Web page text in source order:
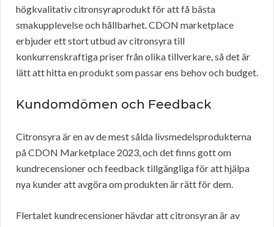
högkvalitativ citronsyraprodukt för att få bästa
smakupplevelse och hållbarhet. CDON marketplace
erbjuder ett stort utbud av citronsyra till
konkurrenskraftiga priser från olika tillverkare, så det är
lätt att hitta en produkt som passar ens behov och budget.
Kundomdömen och Feedback
Citronsyra är en av de mest sålda livsmedelsprodukterna
på CDON Marketplace 2023, och det finns gott om
kundrecensioner och feedback tillgängliga för att hjälpa
nya kunder att avgöra om produkten är rätt för dem.
Flertalet kundrecensioner hävdar att citronsyran är av